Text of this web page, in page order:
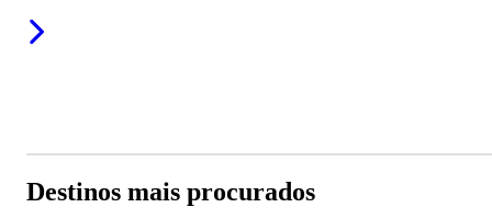
Destinos mais procurados